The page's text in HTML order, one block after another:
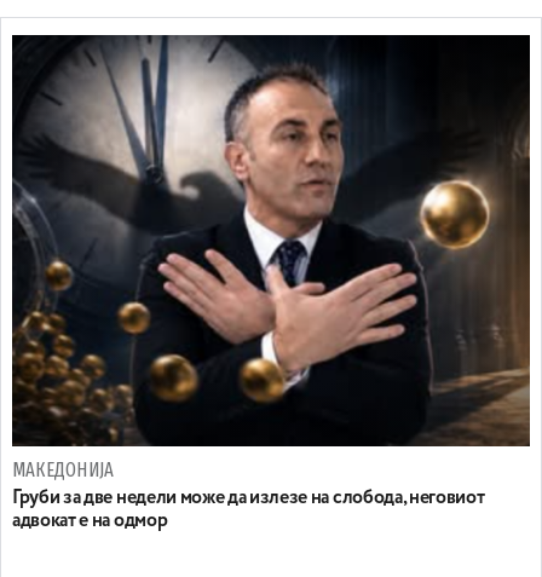
МАКЕДОНИЈА
Груби за две недели може да излезе на слобода, неговиот
адвокат е на одмор